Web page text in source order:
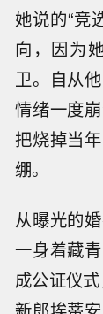
她说的“竞
向，因为
卫。自从
情绪一度
把烧掉当
绷。
从曝光的
一身着藏
成公证仪